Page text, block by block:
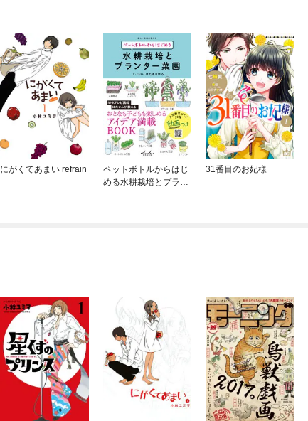
にがくてあまい refrain
ペットボトルからはじ
める水耕栽培とプラン
31番目のお妃様